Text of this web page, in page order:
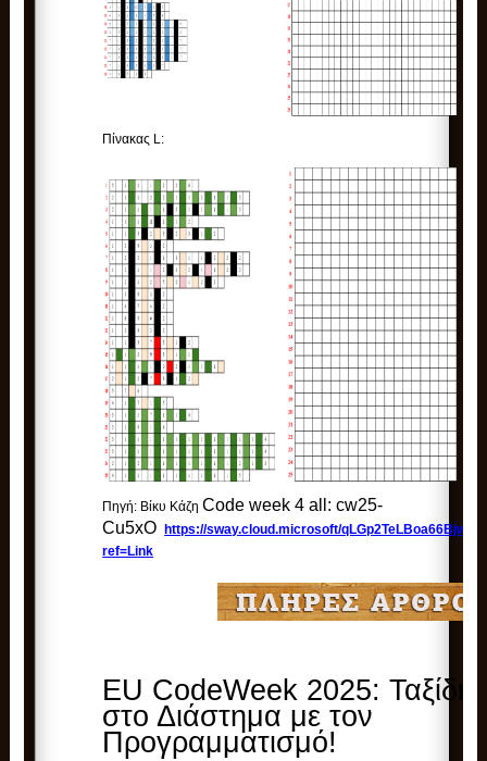
Πίνακας L:
Πηγή: Βίκυ ΚάζηCode week 4 all:cw25-
Cu5xO
https://sway.cloud.microsoft/qLGp2TeLBoa66Bjw?
ref=Link
EU CodeWeek 2025: Ταξίδι
στο Διάστημα με τον
Προγραμματισμό!